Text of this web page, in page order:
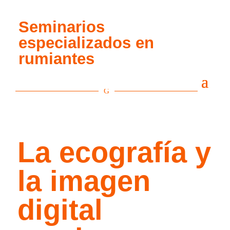
Seminarios
especializados en
rumiantes
G
La ecografía y
la imagen
digital